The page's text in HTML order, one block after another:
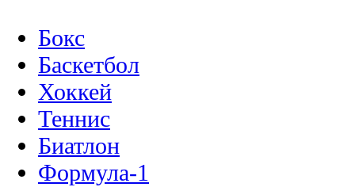
Бокс
Баскетбол
Хоккей
Теннис
Биатлон
Формула-1